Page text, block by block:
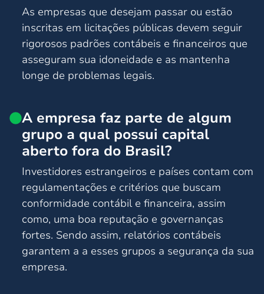
As empresas que desejam passar ou estão
inscritas em licitações públicas devem seguir
rigorosos padrões contábeis e financeiros que
asseguram sua idoneidade e as mantenha
longe de problemas legais.
A empresa faz parte de algum
grupo a qual possui capital
aberto fora do Brasil?
Investidores estrangeiros e países contam com
regulamentações e critérios que buscam
conformidade contábil e financeira, assim
como, uma boa reputação e governanças
fortes. Sendo assim, relatórios contábeis
garantem a a esses grupos a segurança da sua
empresa.